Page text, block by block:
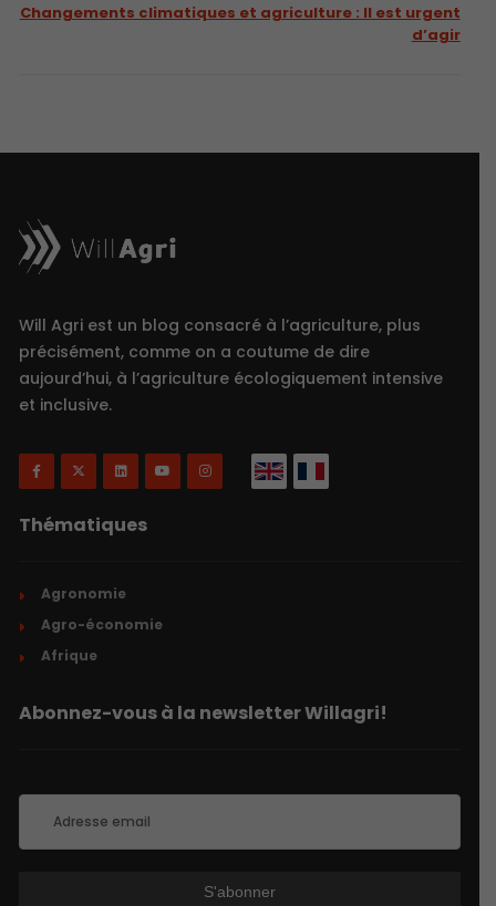
Changements climatiques et agriculture : Il est urgent
d’agir
Will Agri est un blog consacré à l’agriculture, plus
précisément, comme on a coutume de dire
aujourd’hui, à l’agriculture écologiquement intensive
et inclusive.
Thématiques
Agronomie
Agro-économie
Afrique
Abonnez-vous à la newsletter Willagri!